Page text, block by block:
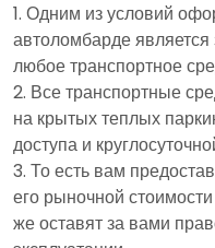
Одним из условий
автоломбарде
любое транспортное
Все транспортные
на крытых теплых
доступа и
То есть вам
его рыночной
же оставят за вами